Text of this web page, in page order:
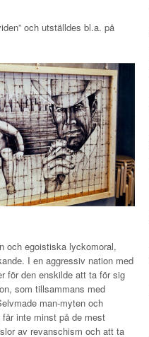
och utställdes bl.a. på
och egoistiska lyckomoral,
I en aggressiv nation med
för den enskilde att ta för sig
som tillsammans med
man-myten och
inte minst på de mest
av revanschism och att ta